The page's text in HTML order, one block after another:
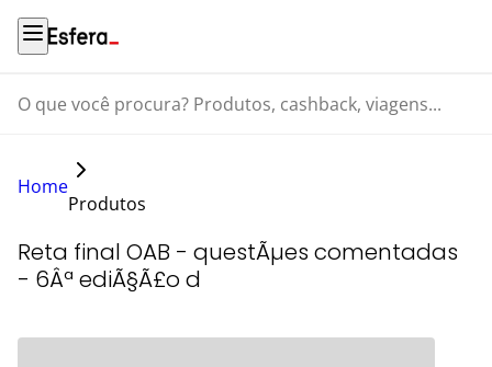
O que você procura? Produtos, cashback, viagens...
Home
Produtos
Reta final OAB - questÃµes comentadas
- 6Âª ediÃ§Ã£o d